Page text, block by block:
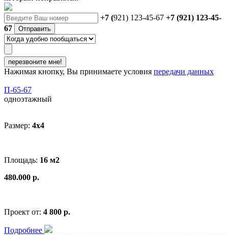
+7 (921) 123-45-67 +7 (921) 123-45-
67
Отправить
перезвоните мне!
Нажимая кнопку, Вы принимаете условия передачи данных
П-65-67
одноэтажный
Размер: 4x4
Площадь: 16 м2
480.000 р.
Проект от: 4 800 р.
Подробнее